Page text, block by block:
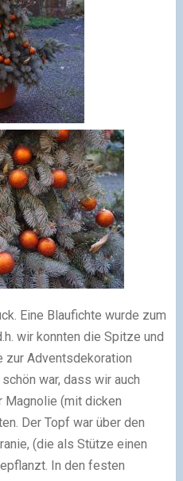
Eine Blaufichte wurde zum
wir konnten die Spitze und
zur Adventsdekoration
war, dass wir auch
Magnolie (mit dicken
Der Topf war über den
(die als Stütze einen
In den festen